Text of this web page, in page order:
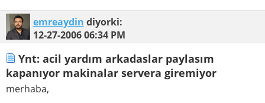
emreaydin diyorki:
12-27-200606:34 PM
Ynt: acil yardım arkadaslar paylasım
kapanıyor makinalar servera giremiyor
merhaba,